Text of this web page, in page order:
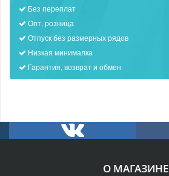
Без переплат
Опт, розница
Отпуск без размерных рядов
Низкая минималка
Гарантия, возврат и обмен
О МАГАЗИНЕ